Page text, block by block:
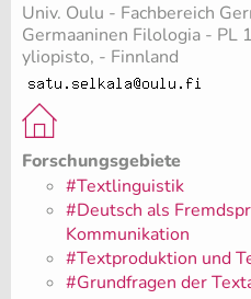
Univ. Oulu - Fachbereich
Germaaninen Filologia -
yliopisto, - Finnland
Forschungsgebiete
#Textlinguistik
#Deutsch als
Kommunikation
#Textproduktion und
#Grundfragen der